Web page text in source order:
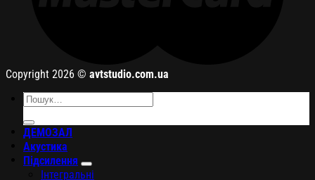
Copyright 2026 © avtstudio.com.ua
Шукати:
ДЕМОЗАЛ
Акустика
Підсилення
Інтегральні